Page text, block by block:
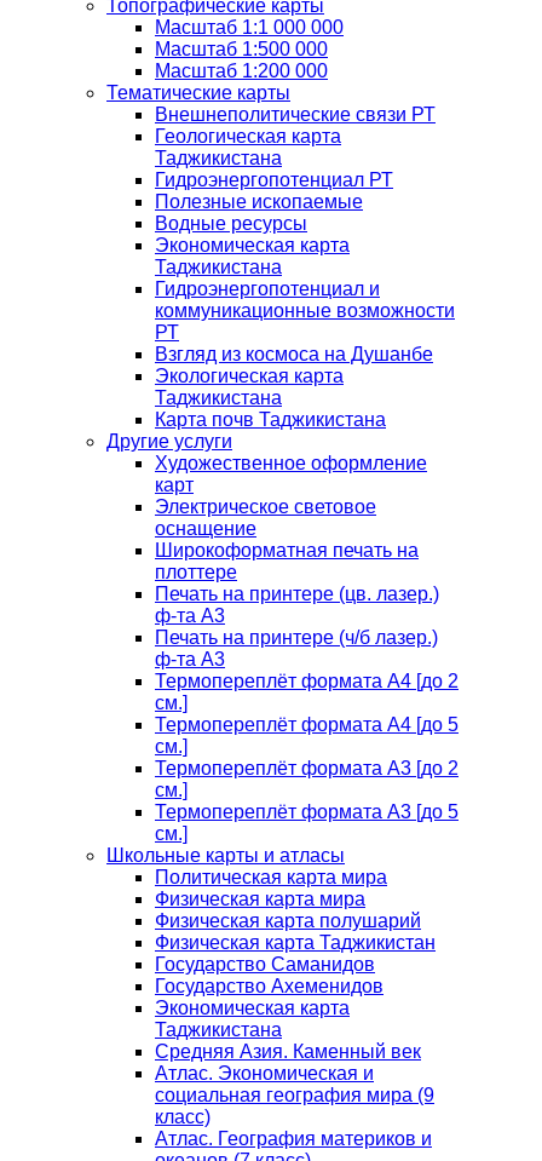
Топографические карты
Масштаб 1:1 000 000
Масштаб 1:500 000
Масштаб 1:200 000
Тематические карты
Внешнеполитические связи РТ
Геологическая карта
Таджикистана
Гидроэнергопотенциал РТ
Полезные ископаемые
Водные ресурсы
Экономическая карта
Таджикистана
Гидроэнергопотенциал и
коммуникационные возможности
РТ
Взгляд из космоса на Душанбе
Экологическая карта
Таджикистана
Карта почв Таджикистана
Другие услуги
Художественное оформление
карт
Электрическое световое
оснащение
Широкоформатная печать на
плоттере
Печать на принтере (цв. лазер.)
ф-та А3
Печать на принтере (ч/б лазер.)
ф-та А3
Термопереплёт формата А4 [до 2
см.]
Термопереплёт формата А4 [до 5
см.]
Термопереплёт формата А3 [до 2
см.]
Термопереплёт формата А3 [до 5
см.]
Школьные карты и атласы
Политическая карта мира
Физическая карта мира
Физическая карта полушарий
Физическая карта Таджикистан
Государство Саманидов
Государство Ахеменидов
Экономическая карта
Таджикистана
Средняя Азия. Каменный век
Атлас. Экономическая и
социальная география мира (9
класс)
Атлас. География материков и